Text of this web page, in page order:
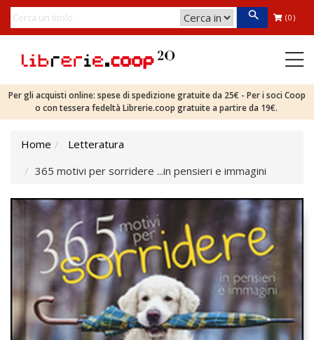
(0)
Per gli acquisti online: spese di spedizione gratuite da 25€ - Per i soci Coop
o con tessera fedeltà Librerie.coop gratuite a partire da 19€.
Home
Letteratura
365 motivi per sorridere ...in pensieri e immagini